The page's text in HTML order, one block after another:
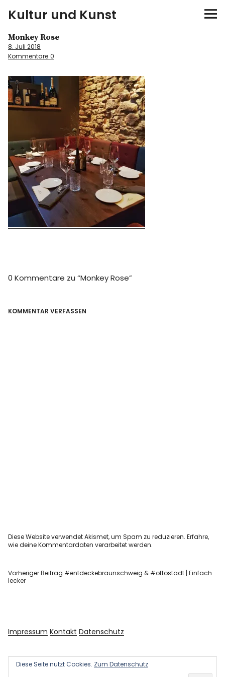
Kultur und Kunst
kultur & kunst
Spiele
Museen bei…
Bloggerreisen
Über mich
Monkey Rose
8. Juli 2018
Kommentare 0
0 Kommentare zu “Monkey Rose”
KOMMENTAR VERFASSEN
Diese Website verwendet Akismet, um Spam zu reduzieren.Erfahre,
wie deine Kommentardaten verarbeitet werden.
Vorheriger Beitrag #entdeckebraunschweig & #ottostadt | Einfach
lecker
Impressum Kontakt Datenschutz
Diese Seite nutzt Cookies. Zum Datenschutz